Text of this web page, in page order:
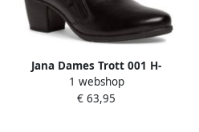
Jana Dames Trott 001 H-
breedte
1 webshop
€ 63,95